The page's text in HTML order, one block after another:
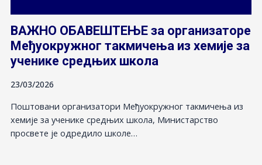
ВАЖНО ОБАВЕШТЕЊЕ за организаторе
Међуокружног такмичења из хемије за
ученике средњих школа
23/03/2026
Поштовани организатори Међуокружног такмичења из
хемије за ученике средњих школа, Министарство
просвете је одредило школе…